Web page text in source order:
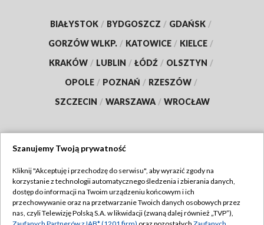
BIAŁYSTOK / BYDGOSZCZ / GDAŃSK /
GORZÓW WLKP. / KATOWICE / KIELCE /
KRAKÓW / LUBLIN / ŁÓDŹ / OLSZTYN /
OPOLE / POZNAŃ / RZESZÓW /
SZCZECIN / WARSZAWA / WROCŁAW
TVP
Abonament TVP
Emisja w TVP
Regulamin TVP
Szanujemy Twoją prywatność
Kliknij "Akceptuję i przechodzę do serwisu", aby wyrazić zgody na
korzystanie z technologii automatycznego śledzenia i zbierania danych,
dostęp do informacji na Twoim urządzeniu końcowym i ich
przechowywanie oraz na przetwarzanie Twoich danych osobowych przez
nas, czyli Telewizję Polską S.A. w likwidacji (zwaną dalej również „TVP”),